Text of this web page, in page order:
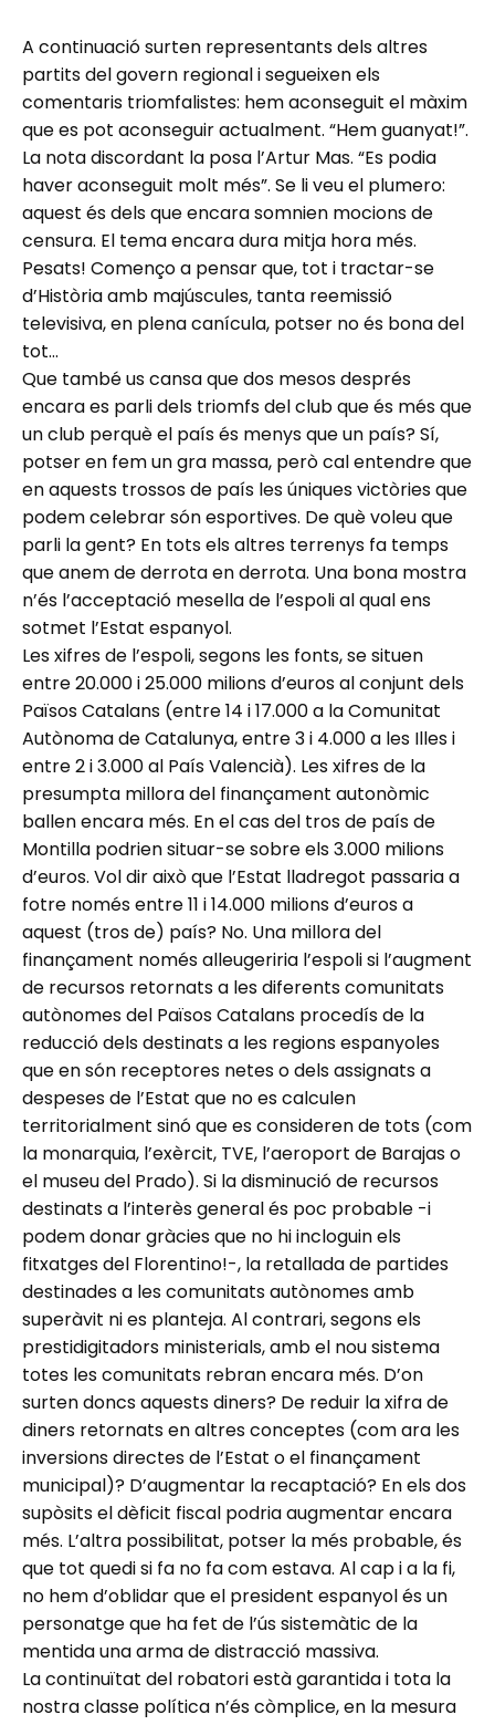
A continuació surten representants dels altres
partits del govern regional i segueixen els
comentaris triomfalistes: hem aconseguit el màxim
que es pot aconseguir actualment. “Hem guanyat!”.
La nota discordant la posa l’Artur Mas. “Es podia
haver aconseguit molt més”. Se li veu el plumero:
aquest és dels que encara somnien mocions de
censura. El tema encara dura mitja hora més.
Pesats! Començo a pensar que, tot i tractar-se
d’Història amb majúscules, tanta reemissió
televisiva, en plena canícula, potser no és bona del
tot…
Que també us cansa que dos mesos després
encara es parli dels triomfs del club que és més que
un club perquè el país és menys que un país? Sí,
potser en fem un gra massa, però cal entendre que
en aquests trossos de país les úniques victòries que
podem celebrar són esportives. De què voleu que
parli la gent? En tots els altres terrenys fa temps
que anem de derrota en derrota. Una bona mostra
n’és l’acceptació mesella de l’espoli al qual ens
sotmet l’Estat espanyol.
Les xifres de l’espoli, segons les fonts, se situen
entre 20.000 i 25.000 milions d’euros al conjunt dels
Països Catalans (entre 14 i 17.000 a la Comunitat
Autònoma de Catalunya, entre 3 i 4.000 a les Illes i
entre 2 i 3.000 al País Valencià). Les xifres de la
presumpta millora del finançament autonòmic
ballen encara més. En el cas del tros de país de
Montilla podrien situar-se sobre els 3.000 milions
d’euros. Vol dir això que l’Estat lladregot passaria a
fotre només entre 11 i 14.000 milions d’euros a
aquest (tros de) país? No. Una millora del
finançament només alleugeriria l’espoli si l’augment
de recursos retornats a les diferents comunitats
autònomes del Països Catalans procedís de la
reducció dels destinats a les regions espanyoles
que en són receptores netes o dels assignats a
despeses de l’Estat que no es calculen
territorialment sinó que es consideren de tots (com
la monarquia, l’exèrcit, TVE, l’aeroport de Barajas o
el museu del Prado). Si la disminució de recursos
destinats a l’interès general és poc probable -i
podem donar gràcies que no hi incloguin els
fitxatges del Florentino!-, la retallada de partides
destinades a les comunitats autònomes amb
superàvit ni es planteja. Al contrari, segons els
prestidigitadors ministerials, amb el nou sistema
totes les comunitats rebran encara més. D’on
surten doncs aquests diners? De reduir la xifra de
diners retornats en altres conceptes (com ara les
inversions directes de l’Estat o el finançament
municipal)? D’augmentar la recaptació? En els dos
supòsits el dèficit fiscal podria augmentar encara
més. L’altra possibilitat, potser la més probable, és
que tot quedi si fa no fa com estava. Al cap i a la fi,
no hem d’oblidar que el president espanyol és un
personatge que ha fet de l’ús sistemàtic de la
mentida una arma de distracció massiva.
La continuïtat del robatori està garantida i tota la
nostra classe política n’és còmplice, en la mesura